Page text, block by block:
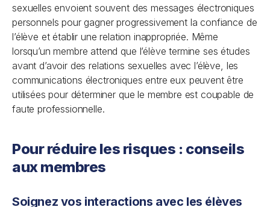
sexuelles envoient souvent des messages électroniques
personnels pour gagner progressivement la confiance de
l’élève et établir une relation inappropriée. Même
lorsqu’un membre attend que l’élève termine ses études
avant d’avoir des relations sexuelles avec l’élève, les
communications électroniques entre eux peuvent être
utilisées pour déterminer que le membre est coupable de
faute professionnelle.
Pour réduire les risques : conseils
aux membres
Soignez vos interactions avec les élèves